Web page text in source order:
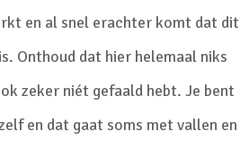
en al snel erachter komt dat dit
Onthoud dat hier helemaal niks
zeker niét gefaald hebt. Je bent
en dat gaat soms met vallen en